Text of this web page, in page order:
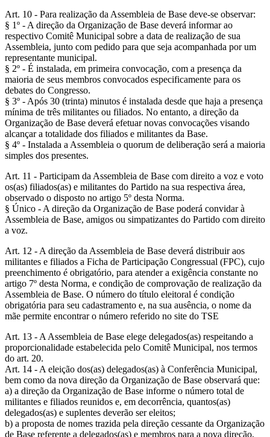
Art. 10 - Para realização da Assembleia de Base deve-se observar:
§ 1º - A direção da Organização de Base deverá informar ao
respectivo Comitê Municipal sobre a data de realização de sua
Assembleia, junto com pedido para que seja acompanhada por um
representante municipal.
§ 2º - É instalada, em primeira convocação, com a presença da
maioria de seus membros convocados especificamente para os
debates do Congresso.
§ 3º - Após 30 (trinta) minutos é instalada desde que haja a presença
mínima de três militantes ou filiados. No entanto, a direção da
Organização de Base deverá efetuar novas convocações visando
alcançar a totalidade dos filiados e militantes da Base.
§ 4º - Instalada a Assembleia o quorum de deliberação será a maioria
simples dos presentes.
Art. 11 - Participam da Assembleia de Base com direito a voz e voto
os(as) filiados(as) e militantes do Partido na sua respectiva área,
observado o disposto no artigo 5º desta Norma.
§ Único - A direção da Organização de Base poderá convidar à
Assembleia de Base, amigos ou simpatizantes do Partido com direito
a voz.
Art. 12 - A direção da Assembleia de Base deverá distribuir aos
militantes e filiados a Ficha de Participação Congressual (FPC), cujo
preenchimento é obrigatório, para atender a exigência constante no
artigo 7º desta Norma, e condição de comprovação de realização da
Assembleia de Base. O número do título eleitoral é condição
obrigatória para seu cadastramento e, na sua ausência, o nome da
mãe permite encontrar o número referido no site do TSE
Art. 13 - A Assembleia de Base elege delegados(as) respeitando a
proporcionalidade estabelecida pelo Comitê Municipal, nos termos
do art. 20.
Art. 14 - A eleição dos(as) delegados(as) à Conferência Municipal,
bem como da nova direção da Organização de Base observará que:
a) a direção da Organização de Base informe o número total de
militantes e filiados reunidos e, em decorrência, quantos(as)
delegados(as) e suplentes deverão ser eleitos;
b) a proposta de nomes trazida pela direção cessante da Organização
de Base referente a delegados(as) e membros para a nova direção,